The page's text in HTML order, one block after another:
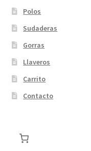
Polos
Sudaderas
Gorras
Llaveros
Carrito
Contacto